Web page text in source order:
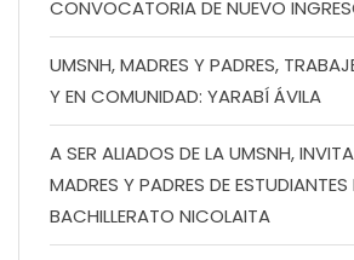
CONVOCATORIA DE NUEVO
UMSNH, MADRES Y PADRES,
Y EN COMUNIDAD: YARABÍ ÁVILA
A SER ALIADOS DE LA UMSNH,
MADRES Y PADRES DE ESTUDIANTES
BACHILLERATO NICOLAITA